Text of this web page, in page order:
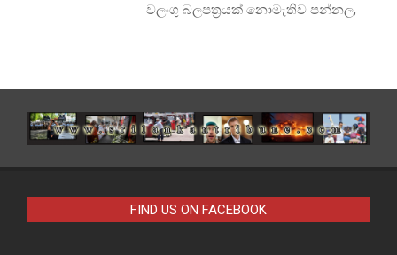
වලංගු බලපත්‍රයක් නොමැතිව පන්නල,
FIND US ON FACEBOOK